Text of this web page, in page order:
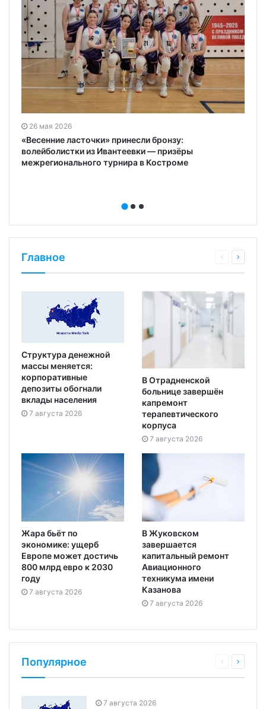
26 мая 2026
«Весенние ласточки» принесли бронзу:
волейболистки из Ивантеевки — призёры
межрегионального турнира в Костроме
Главное
Структура денежной
массы меняется:
корпоративные
депозиты обогнали
вклады населения
7 августа 2026
В Отрадненской
больнице завершён
капремонт
терапевтического
корпуса
7 августа 2026
Жара бьёт по
экономике: ущерб
Европе может достичь
800 млрд евро к 2030
году
7 августа 2026
В Жуковском
завершается
капитальный ремонт
Авиационного
техникума имени
Казанова
7 августа 2026
Популярное
7 августа 2026